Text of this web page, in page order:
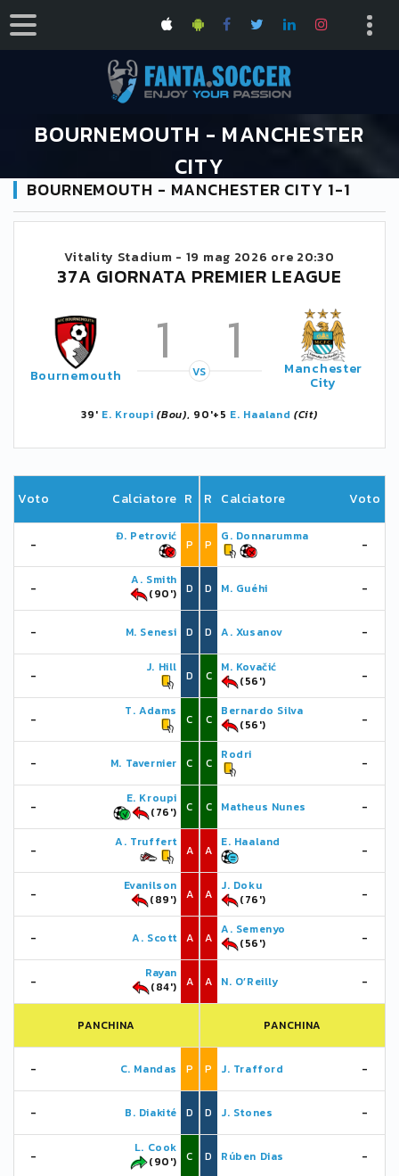
BOURNEMOUTH - MANCHESTER
CITY
HOME
CALENDARIO PREMIER LEAGUE 2025/2026
BOURNEMOUTH - MANCHESTER CITY
BOURNEMOUTH - MANCHESTER CITY 1-1
Vitality Stadium - 19 mag 2026 ore 20:30
37A GIORNATA PREMIER LEAGUE
Bournemouth 1 1
VS Manchester
City
39' E. Kroupi (Bou), 90'+5 E. Haaland (Cit)
Voto Calciatore R
-
Đ. Petrović
P
-
A. Smith
(90')
D
- M. Senesi D
-
J. Hill
D
-
T. Adams
C
- M. Tavernier C
-
E. Kroupi
(76')
C
-
A. Truffert
A
-
Evanilson
(89')
A
- A. Scott A
-
Rayan
(84')
A
PANCHINA
- C. Mandas P
- B. Diakité D
-
L. Cook
(90')
C
R Calciatore Voto
P
G. Donnarumma
-
D M. Guéhi -
D A. Xusanov -
C
M. Kovačić
(56')
-
C
Bernardo Silva
(56')
-
C
Rodri
-
C Matheus Nunes -
A
E. Haaland
-
A
J. Doku
(76')
-
A
A. Semenyo
(56')
-
A N. O’Reilly -
PANCHINA
P J. Trafford -
D J. Stones -
D Rúben Dias -